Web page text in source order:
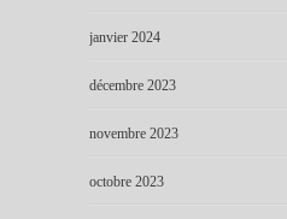
janvier 2024
décembre 2023
novembre 2023
octobre 2023